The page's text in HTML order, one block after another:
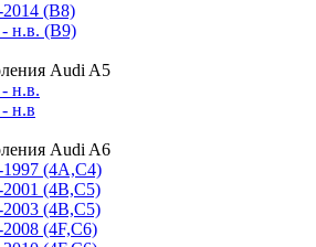
2014 (B8)
- н.в. (B9)
Audi A5
н.в.
н.в
Audi A6
1997 (4A,C4)
2001 (4B,C5)
2003 (4B,C5)
2008 (4F,C6)